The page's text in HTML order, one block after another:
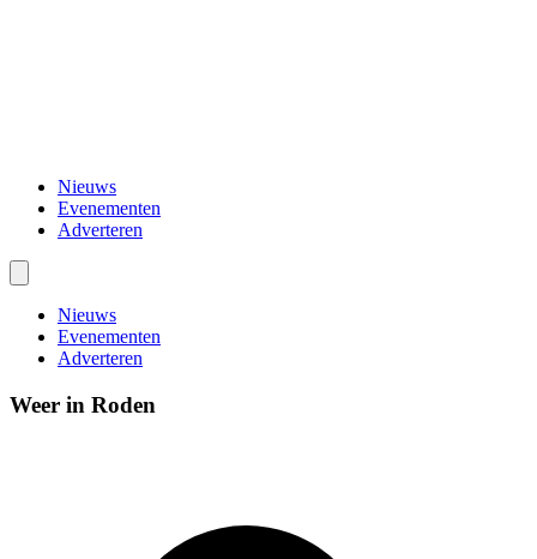
Nieuws
Evenementen
Adverteren
Nieuws
Evenementen
Adverteren
Weer in Roden